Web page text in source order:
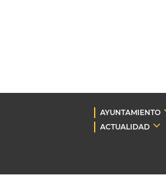
AYUNTAMIENTO
ACTUALIDAD